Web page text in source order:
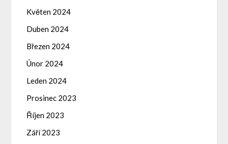
Květen 2024
Duben 2024
Březen 2024
Únor 2024
Leden 2024
Prosinec 2023
Říjen 2023
Září 2023